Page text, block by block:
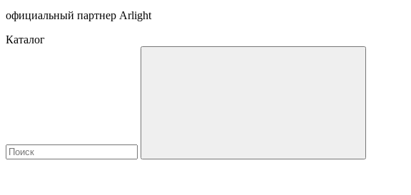
официальный партнер Arlight
Каталог